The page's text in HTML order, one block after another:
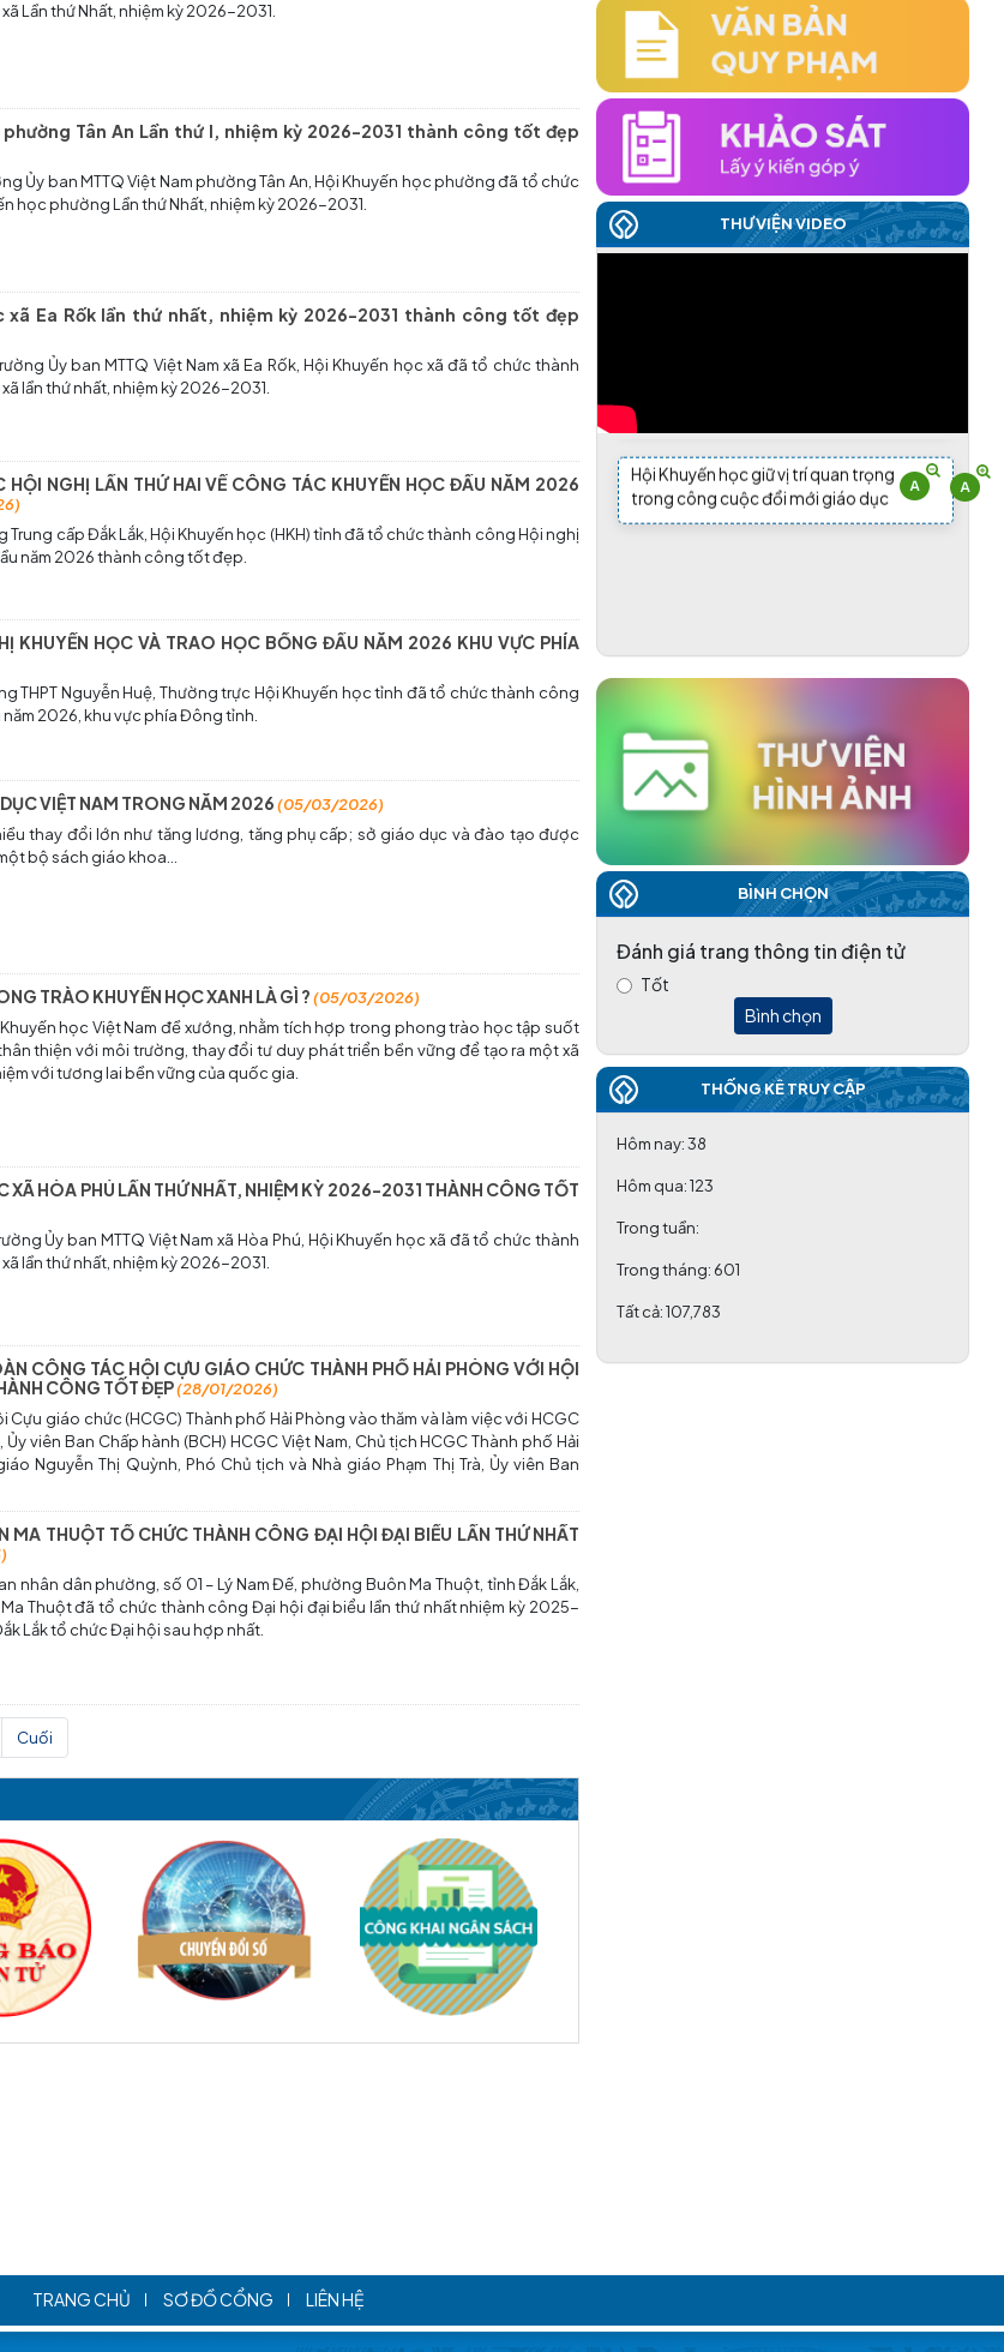
Lần thứ Nhất, nhiệm kỳ 2026-2031.
Tân An Lần thứ I, nhiệm kỳ 2026-2031 thành công tốt đẹp
Ủy ban MTTQ Việt Nam phường Tân An, Hội Khuyến học phường đã tổ chức
học phường Lần thứ Nhất, nhiệm kỳ 2026-2031.
xã Ea Rốk lần thứ nhất, nhiệm kỳ 2026-2031 thành công tốt đẹp
Ủy ban MTTQ Việt Nam xã Ea Rốk, Hội Khuyến học xã đã tổ chức thành
lần thứ nhất, nhiệm kỳ 2026-2031.
HỘI NGHỊ LẦN THỨ HAI VỀ CÔNG TÁC KHUYẾN HỌC ĐẦU NĂM 2026
cấp Đắk Lắk, Hội Khuyến học (HKH) tỉnh đã tổ chức thành công Hội nghị
năm 2026 thành công tốt đẹp.
KHUYẾN HỌC VÀ TRAO HỌC BỔNG ĐẦU NĂM 2026 KHU VỰC PHÍA
THPT Nguyễn Huệ, Thường trực Hội Khuyến học tỉnh đã tổ chức thành công
2026, khu vực phía Đông tỉnh.
VIỆT NAM TRONG NĂM 2026(05/03/2026)
thay đổi lớn như tăng lương, tăng phụ cấp; sở giáo dục và đào tạo được
bộ sách giáo khoa...
TRÀO KHUYẾN HỌC XANH LÀ GÌ ?(05/03/2026)
học Việt Nam đề xướng, nhằm tích hợp trong phong trào học tập suốt
thiện với môi trường, thay đổi tư duy phát triển bền vững để tạo ra một xã
với tương lai bền vững của quốc gia.
XÃ HÒA PHÚ LẦN THỨ NHẤT, NHIỆM KỲ 2026-2031 THÀNH CÔNG TỐT
Ủy ban MTTQ Việt Nam xã Hòa Phú, Hội Khuyến học xã đã tổ chức thành
lần thứ nhất, nhiệm kỳ 2026-2031.
CÔNG TÁC HỘI CỰU GIÁO CHỨC THÀNH PHỐ HẢI PHÒNG VỚI HỘI
CÔNG TỐT ĐẸP(28/01/2026)
giáo chức (HCGC) Thành phố Hải Phòng vào thăm và làm việc với HCGC
viên Ban Chấp hành (BCH) HCGC Việt Nam, Chủ tịch HCGC Thành phố Hải
Nguyễn Thị Quỳnh, Phó Chủ tịch và Nhà giáo Phạm Thị Trà, Ủy viên Ban
MA THUỘT TỔ CHỨC THÀNH CÔNG ĐẠI HỘI ĐẠI BIỂU LẦN THỨ NHẤT
nhân dân phường, số 01 – Lý Nam Đế, phường Buôn Ma Thuột, tỉnh Đắk Lắk,
Thuột đã tổ chức thành công Đại hội đại biểu lần thứ nhất nhiệm kỳ 2025-
Lắk tổ chức Đại hội sau hợp nhất.
Cuối
ĐẠI HỘI ĐẠI BIỂU HỘI KHUYẾN HỌC XÃ
HÒA MỸ LẦN THỨ I, NHIỆM KỲ 2026-2031
THÀNH CÔNG TỐT ĐẸP
(27/03/2026)
Đại hội Đại biểu Hội Khuyến học phường
Tân An Lần thứ I, nhiệm kỳ 2026-2031
thành công tốt đẹp
(25/03/2026)
HỘI KHUYẾN HỌC TỈNH TỔ CHỨC HỘI
NGHỊ LẦN THỨ HAI VỀ CÔNG TÁC KHUYẾN
HỌC ĐẦU NĂM 2026 THÀNH CÔNG TỐT
ĐẸP
(06/03/2026)
THƯ VIỆN VIDEO
Hội Khuyến học giữ vị trí quan trọng
trong công cuộc đổi mới giáo dục
BÌNH CHỌN
Đánh giá trang thông tin điện tử
Tốt
Bình chọn
THỐNG KÊ TRUY CẬP
Hôm nay:38
Hôm qua:123
Trong tuần:
Trong tháng: 601
Tất cả:107,783
TRANG CHỦ SƠ ĐỒ CỔNG LIÊN HỆ